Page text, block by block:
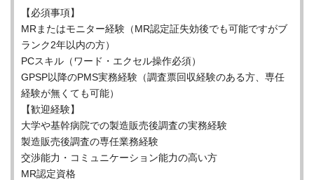
【必須事項】
MRまたはモニター経験（MR認定証失効後でも可能ですがブ
ランク2年以内の方）
PCスキル（ワード・エクセル操作必須）
GPSP以降のPMS実務経験（調査票回収経験のある方、専任
経験が無くても可能）
【歓迎経験】
大学や基幹病院での製造販売後調査の実務経験
製造販売後調査の専任業務経験
交渉能力・コミュニケーション能力の高い方
MR認定資格